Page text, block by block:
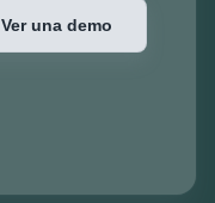
Ver una demo